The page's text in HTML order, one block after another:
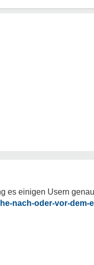
es einigen Usern
nach-oder-vor-dem-